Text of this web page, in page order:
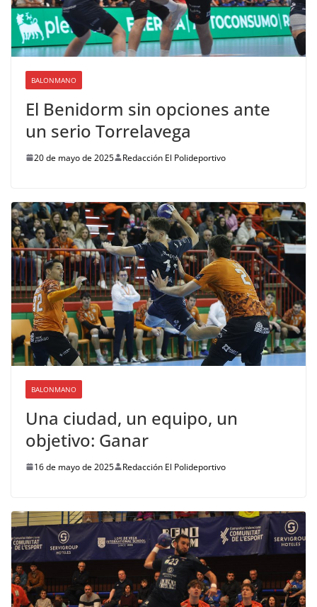
BALONMANO
El Benidorm sin opciones ante
un serio Torrelavega
20 de mayo de 2025 Redacción El Polideportivo
BALONMANO
Una ciudad, un equipo, un
objetivo: Ganar
16 de mayo de 2025 Redacción El Polideportivo